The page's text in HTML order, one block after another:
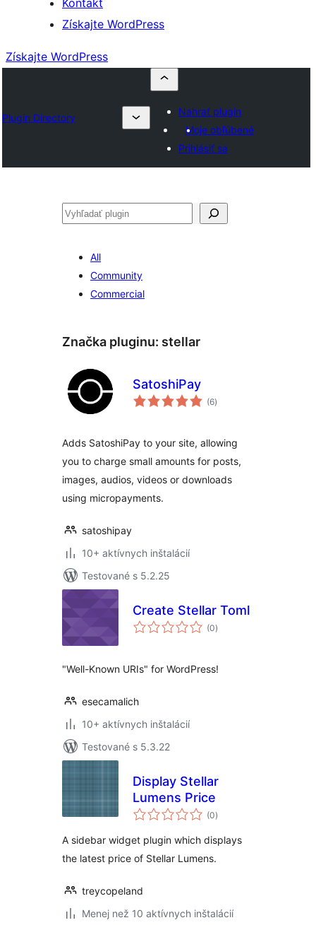
Kontakt
Získajte WordPress
Získajte WordPress
Plugin Directory
Nahrať plugin
Moje obľúbené
Prihlásiť sa
Hľadať
All
Community
Commercial
Značka pluginu: stellar
SatoshiPay
(6celkové
hodnotenie
)
Adds SatoshiPay to your site, allowing
you to charge small amounts for posts,
images, audios, videos or downloads
using micropayments.
satoshipay
10+ aktívnych inštalácií
Testované s 5.2.25
Create Stellar Toml
(0celkové
hodnotenie
)
"Well-Known URIs" for WordPress!
esecamalich
10+ aktívnych inštalácií
Testované s 5.3.22
Display Stellar
Lumens Price
(0celkové
hodnotenie
)
A sidebar widget plugin which displays
the latest price of Stellar Lumens.
treycopeland
Menej než 10 aktívnych inštalácií